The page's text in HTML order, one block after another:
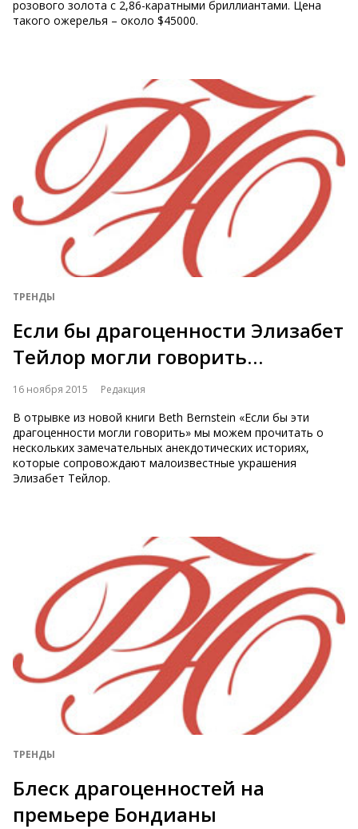
розового золота с 2,86-каратными бриллиантами. Цена
такого ожерелья – около $45000.
ТРЕНДЫ
Если бы драгоценности Элизабет
Тейлор могли говорить…
16 ноября 2015 Редакция
В отрывке из новой книги Beth Bernstein «Если бы эти
драгоценности могли говорить» мы можем прочитать о
нескольких замечательных анекдотических историях,
которые сопровождают малоизвестные украшения
Элизабет Тейлор.
ТРЕНДЫ
Блеск драгоценностей на
премьере Бондианы